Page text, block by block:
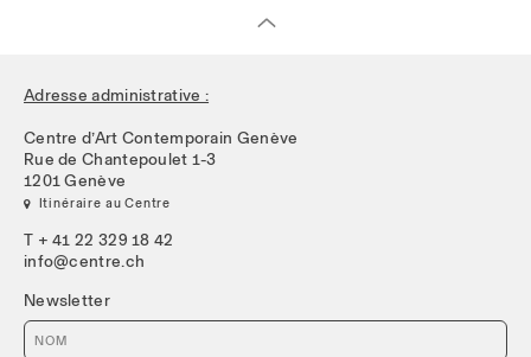
Adresse administrative :
Centre d’Art Contemporain Genève
Rue de Chantepoulet 1-3
1201 Genève
 Itinéraire au Centre
T + 41 22 329 18 42
info@centre.ch
Newsletter